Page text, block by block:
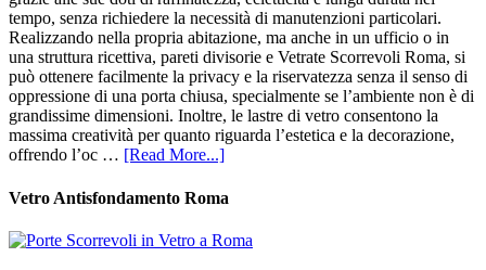
tempo, senza richiedere la necessità di manutenzioni particolari.
Realizzando nella propria abitazione, ma anche in un ufficio o in
una struttura ricettiva, pareti divisorie e Vetrate Scorrevoli Roma, si
può ottenere facilmente la privacy e la riservatezza senza il senso di
oppressione di una porta chiusa, specialmente se l’ambiente non è di
grandissime dimensioni. Inoltre, le lastre di vetro consentono la
massima creatività per quanto riguarda l’estetica e la decorazione,
offrendo l’oc … [Read More...]
Vetro Antisfondamento Roma